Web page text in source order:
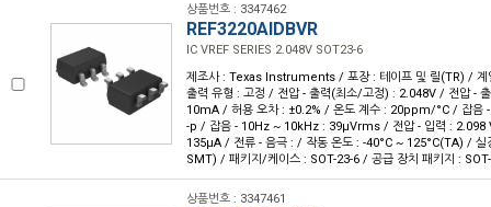
상품번호 : 3347462
REF3220AIDBVR
IC VREF SERIES 2.048V SOT23-6
제조사 : Texas Instruments / 포장 : 테이프 및 릴(TR) / 계
출력 유형 : 고정 / 전압 - 출력(최소/고정) : 2.048V / 전압 -
10mA / 허용 오차 : ±0.2% / 온도 계수 : 20ppm/°C / 잡음
-p / 잡음 - 10Hz ~ 10kHz : 39µVrms / 전압 - 입력 : 2.098
135µA / 전류 - 음극 : / 작동 온도 : -40°C ~ 125°C(TA) / 실
SMT) / 패키지/케이스 : SOT-23-6 / 공급 장치 패키지 :
상품번호 : 3347461